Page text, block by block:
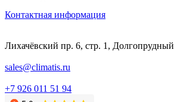
Контактная информация
Лихачёвский пр. 6, стр. 1, Долгопрудный
sales@climatis.ru
+7 926 011 51 94